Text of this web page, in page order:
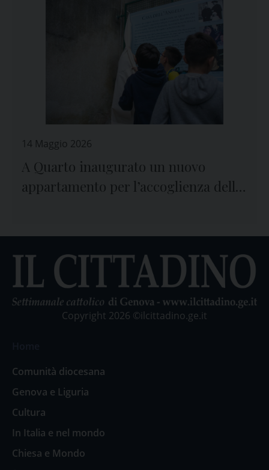
14 Maggio 2026
A Quarto inaugurato un nuovo
appartamento per l’accoglienza delle
Copyright 2026 ©ilcittadino.ge.it
Comunità diocesana
Genova e Liguria
Cultura
In Italia e nel mondo
Chiesa e Mondo